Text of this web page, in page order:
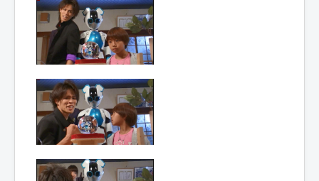
Année :2016
Toku-actrice(s) : Kasumi Tsuji
Nombre d'image(s) :765